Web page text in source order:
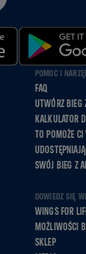
POMOC I
FAQ
UTWÓRZ BIEG
KALKULATOR
TO POMOŻE
SWÓJ BIEG Z
DOWIEDZ SIĘ
WINGS FOR
MOŻLIWOŚCI
SKLEP